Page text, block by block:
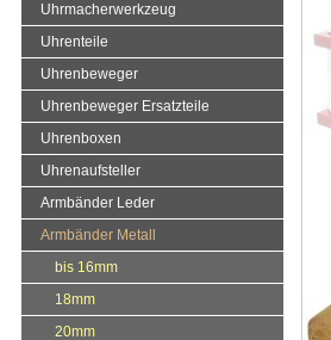
Uhrmacherwerkzeug
Uhrenteile
Uhrenbeweger
Uhrenbeweger Ersatzteile
Uhrenboxen
Uhrenaufsteller
Armbänder Leder
Armbänder Metall
bis 16mm
18mm
20mm